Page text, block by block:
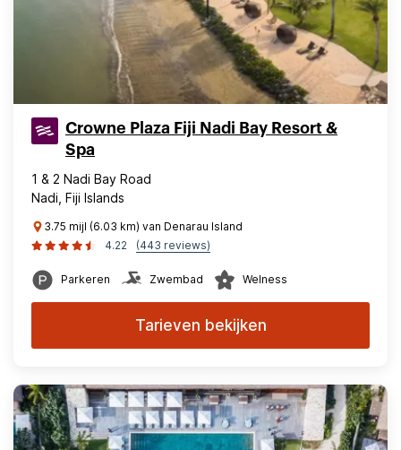
Crowne Plaza Fiji Nadi Bay Resort &
Spa
1 & 2 Nadi Bay Road
Nadi, Fiji Islands
3.75 mijl (6.03 km) van Denarau Island
4.22
(443 reviews)
Parkeren Zwembad Welness
Tarieven bekijken